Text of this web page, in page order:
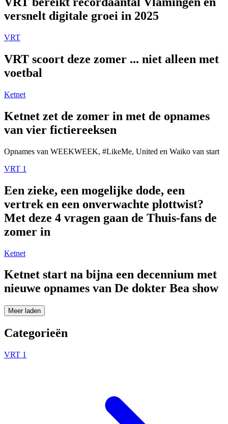
versnelt digitale groei in 2025
VRT
VRT scoort deze zomer ... niet alleen met
voetbal
Ketnet
Ketnet zet de zomer in met de opnames
van vier fictiereeksen
Opnames van WEEKWEEK, #LikeMe, United en Waiko van start
VRT 1
Een zieke, een mogelijke dode, een
vertrek en een onverwachte plottwist?
Met deze 4 vragen gaan de Thuis-fans de
zomer in
Ketnet
Ketnet start na bijna een decennium met
nieuwe opnames van De dokter Bea show
Meer laden
Categorieën
VRT 1